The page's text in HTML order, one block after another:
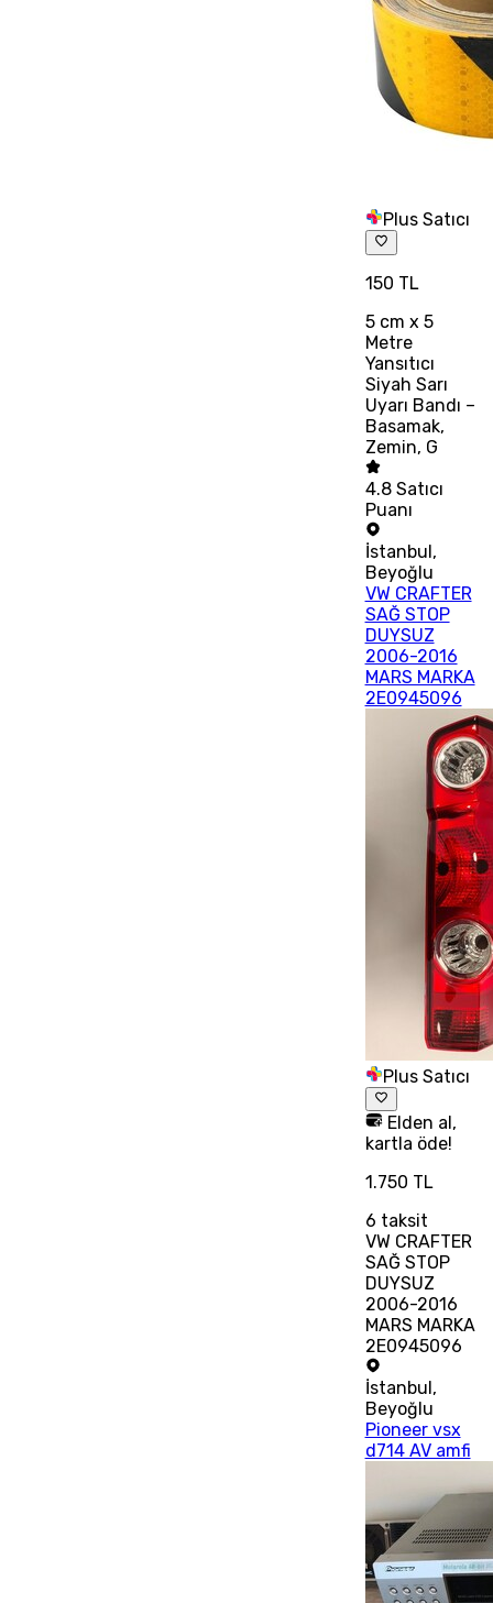
Plus Satıcı
150 TL
5 cm x 5
Metre
Yansıtıcı
Siyah Sarı
Uyarı Bandı –
Basamak,
Zemin, G
4.8 Satıcı
Puanı
İstanbul,
Beyoğlu
VW CRAFTER
SAĞ STOP
DUYSUZ
2006-2016
MARS MARKA
2E0945096
Plus Satıcı
Elden al,
kartla öde!
1.750 TL
6 taksit
VW CRAFTER
SAĞ STOP
DUYSUZ
2006-2016
MARS MARKA
2E0945096
İstanbul,
Beyoğlu
Pioneer vsx
d714 AV amfi